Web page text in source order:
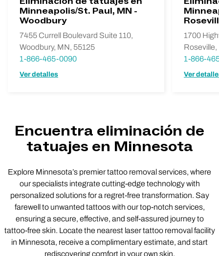
Minneapolis/St. Paul, MN -
Woodbury
7455 Currell Boulevard Suite 110,
Woodbury, MN, 55125
1-866-465-0090
Ver detalles
1700
Roseville,
1-866-
Ver
Encuentra eliminación de
tatuajes en Minnesota
Explore Minnesota’s premier tattoo removal services, where
our specialists integrate cutting-edge technology with
personalized solutions for a regret-free transformation. Say
farewell to unwanted tattoos with our top-notch services,
ensuring a secure, effective, and self-assured journey to
tattoo-free skin. Locate the nearest laser tattoo removal facility
in Minnesota, receive a complimentary estimate, and start
rediscovering comfort in your own skin.